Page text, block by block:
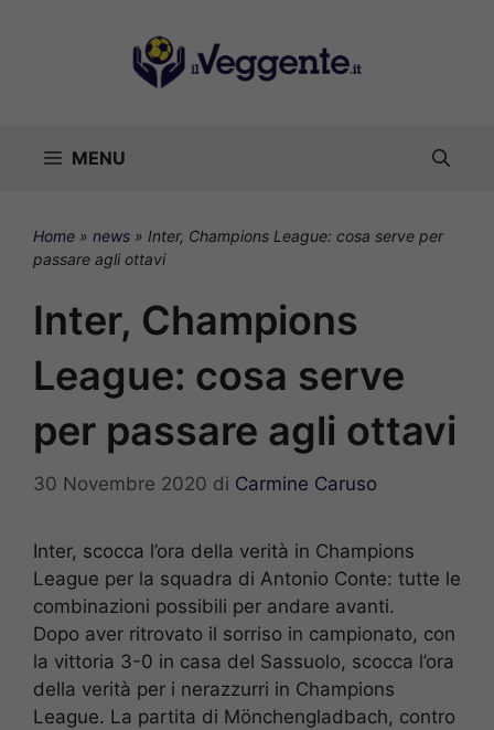
MENU
Home » news » Inter, Champions League: cosa serve per
passare agli ottavi
Inter, Champions
League: cosa serve
per passare agli ottavi
30 Novembre 2020 di Carmine Caruso
Inter, scocca l’ora della verità in Champions
League per la squadra di Antonio Conte: tutte le
combinazioni possibili per andare avanti.
Dopo aver ritrovato il sorriso in campionato, con
la vittoria 3-0 in casa del Sassuolo, scocca l’ora
della verità per i nerazzurri in Champions
League. La partita di Mönchengladbach, contro